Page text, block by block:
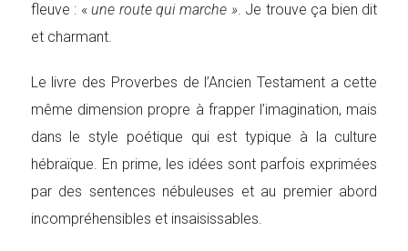
fleuve : «une route qui marche ». Je trouve ça bien dit
et charmant.
Le livre des Proverbes de l’Ancien Testament a cette
même dimension propre à frapper l’imagination, mais
dans le style poétique qui est typique à la culture
hébraïque. En prime, les idées sont parfois exprimées
par des sentences nébuleuses et au premier abord
incompréhensibles et insaisissables.